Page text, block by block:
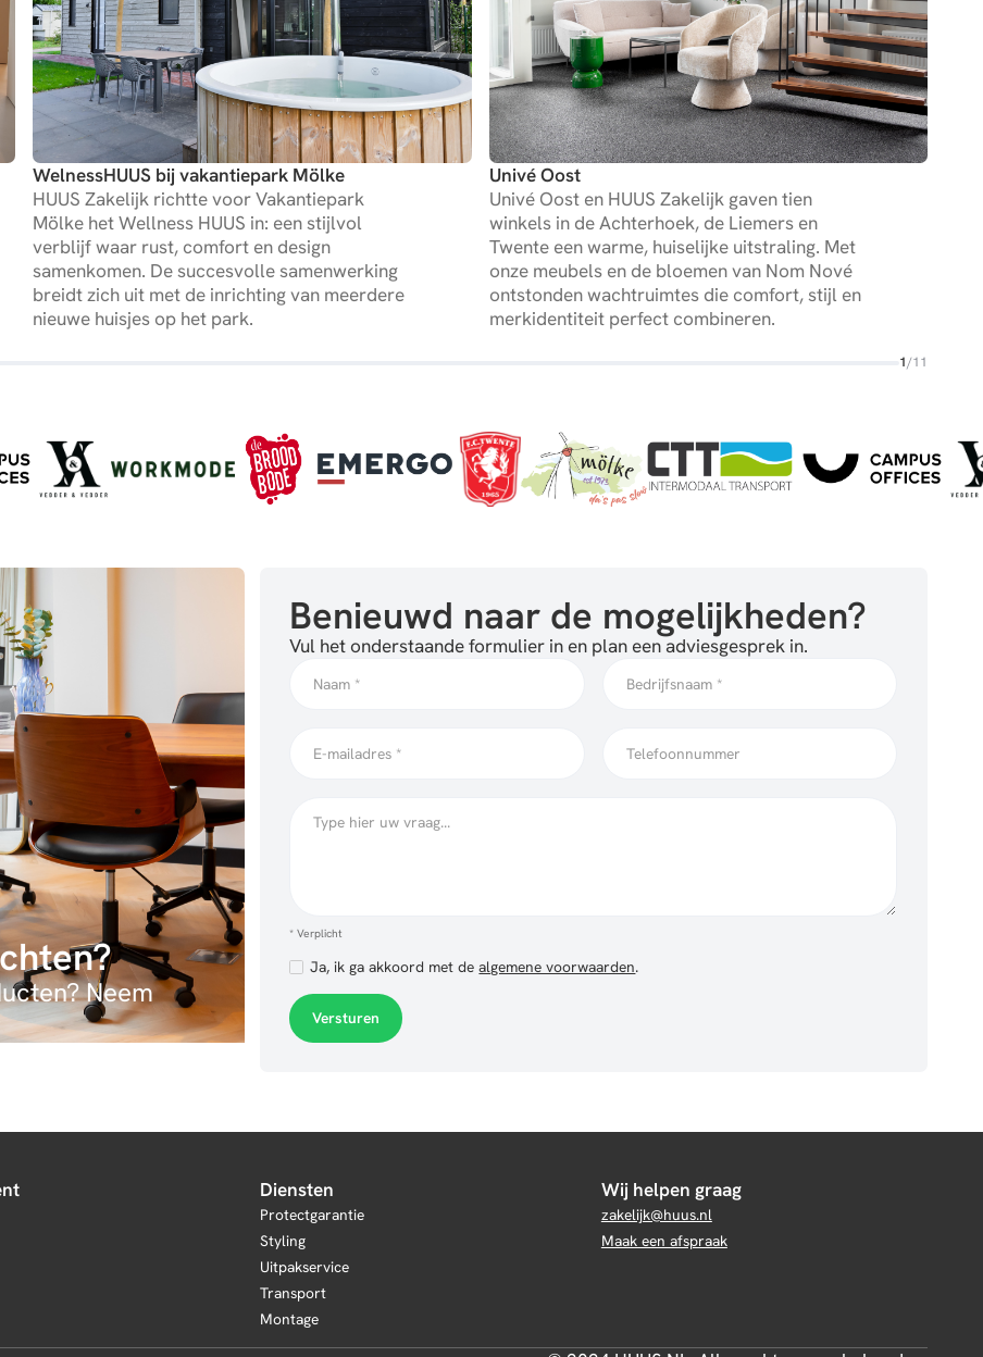
WelnessHUUS bij vakantiepark Mölke
HUUS Zakelijk richtte voor Vakantiepark
Mölke het Wellness HUUS in: een stijlvol
verblijf waar rust, comfort en design
samenkomen. De succesvolle samenwerking
breidt zich uit met de inrichting van meerdere
nieuwe huisjes op het park.
Univé Oost
Univé Oost en HUUS Zakelijk gaven tien
winkels in de Achterhoek, de Liemers en
Twente een warme, huiselijke uitstraling. Met
onze meubels en de bloemen van Nom Nové
ontstonden wachtruimtes die comfort, stijl en
merkidentiteit perfect combineren.
1/11
Neem
Benieuwd naar de mogelijkheden?
Vul het onderstaande formulier in en plan een adviesgesprek in.
* Verplicht
Ja, ik ga akkoord met dealgemene voorwaarden.
Diensten
Protectgarantie
Styling
Uitpakservice
Transport
Montage
Wij helpen graag
zakelijk@huus.nl
Maak een afspraak